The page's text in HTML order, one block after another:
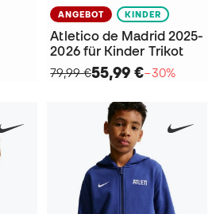
ANGEBOT KINDER
Atletico de Madrid 2025-
2026 für Kinder Trikot
79,99 €55,99 €−30%